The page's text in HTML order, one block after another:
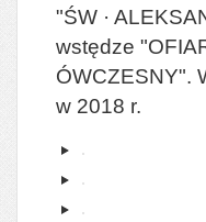
"ŚW ·
wstędze
ÓWCZESNY".
w 2018 r.